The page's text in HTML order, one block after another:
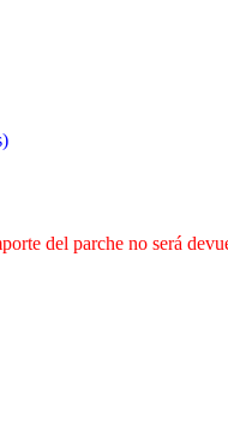
del parche no será